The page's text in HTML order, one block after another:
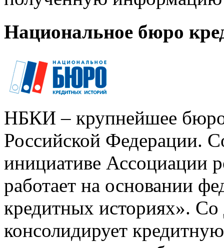
Национальное бюро
НБКИ – крупнейшее
Российской Федерации.
инициативе Ассоциации
работает на основании
кредитных историях».
консолидирует